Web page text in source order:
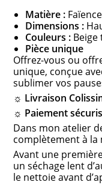
Matière :
Dimensions :
Couleurs :
Pièce unique
Offrez-vous ou
unique, conçue
sublimer vos
☼ Livraison
☼ Paiement
Dans mon atelier
complètement à la
Avant une
un séchage lent
le nettoie avant